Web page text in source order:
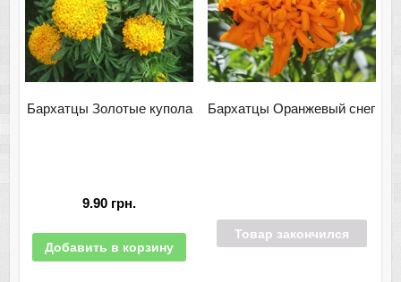
Бархатцы Золотые купола
9.90 грн.
Добавить в корзину
Бархатцы Оранжевый снег
Товар закончился